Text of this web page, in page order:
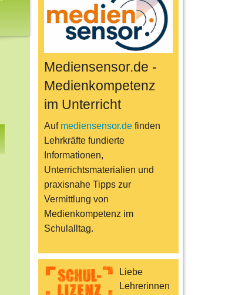
E-Cards
Mediensensor.de -
Medienkompetenz
im Unterricht
Auf mediensensor.definden
Lehrkräfte fundierte
Informationen,
Unterrichtsmaterialien und
praxisnahe Tipps zur
Vermittlung von
Medienkompetenz im
Schulalltag.
Liebe
Lehrerinnen